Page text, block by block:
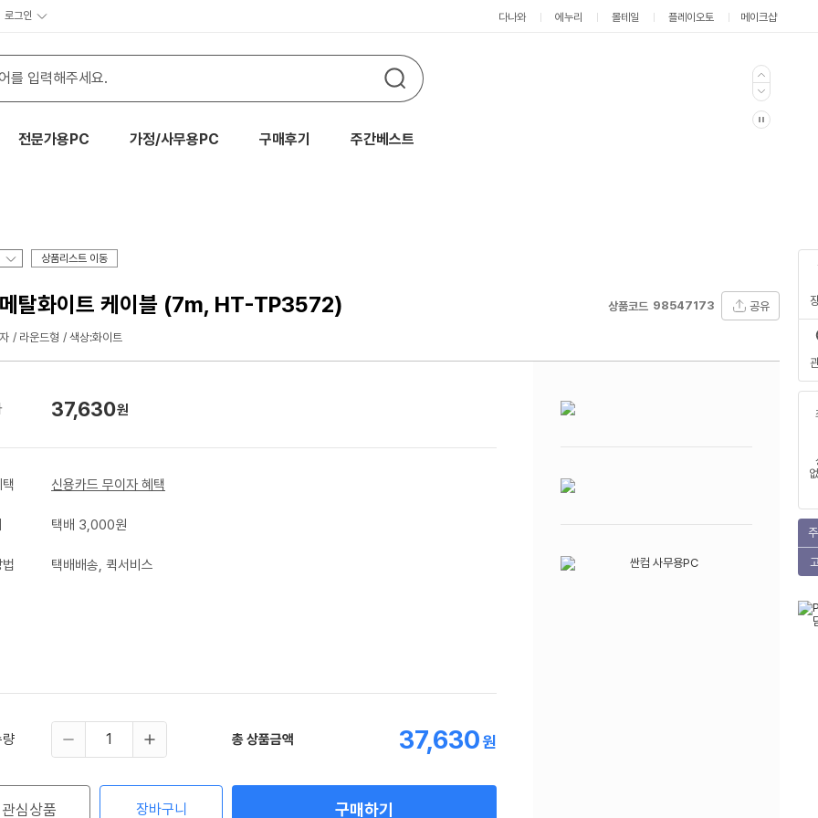
로그인 다나와 에누리 몰테일 플레이오토 메이크샵
전문가용PC 가정/사무용PC 구매후기 주간베스트
상품리스트 이동
탈화이트 케이블 (7m, HT-TP3572) 상품코드 98547173 공유
라운드형 색상:화이트
37,630원
신용카드 무이자 혜택
택배 3,000원
택배배송, 퀵서비스
량 총 상품금액 37,630원
관심상품 장바구니 구매하기